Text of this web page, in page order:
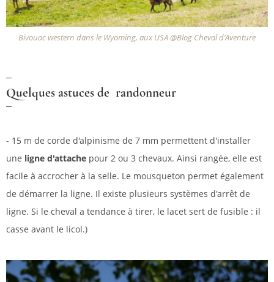
Bivouac western dans le Wyoming, aux USA @Blog Cheval d'Aventure
Quelques astuces de randonneur
- 15 m de corde d'alpinisme de 7 mm permettent d'installer
une ligne d'attache pour 2 ou 3 chevaux. Ainsi rangée, elle est
facile à accrocher à la selle. Le mousqueton permet également
de démarrer la ligne. Il existe plusieurs systèmes d'arrêt de
ligne. Si le cheval a tendance à tirer, le lacet sert de fusible : il
casse avant le licol.)